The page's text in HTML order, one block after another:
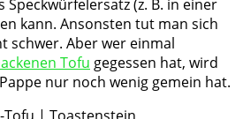
(z. B. in einer
kann. Ansonsten tut man sich
schwer. Aber wer einmal
Tofu gegessen hat, wird
nur noch wenig gemein hat.